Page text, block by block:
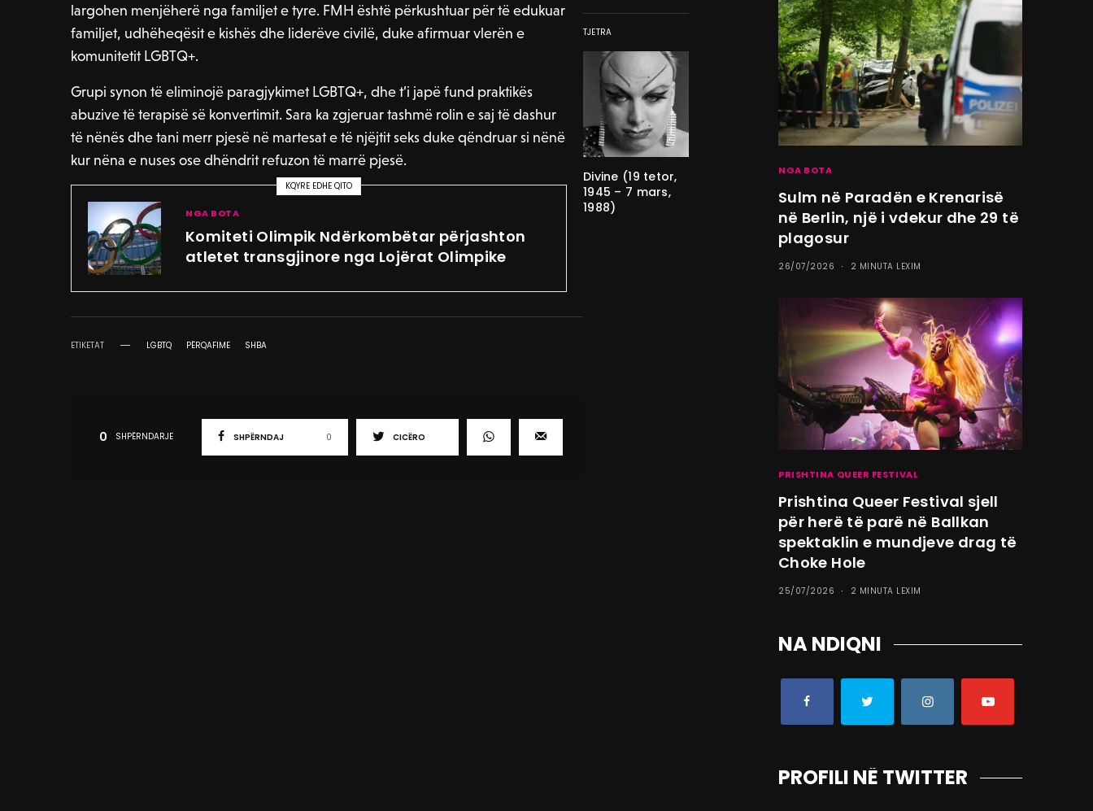
largohen menjëherë nga familjet e tyre. FMH është përkushtuar për të edukuar
familjet, udhëheqësit e kishës dhe liderëve civilë, duke afirmuar vlerën e
komunitetit LGBTQ+.
Grupi synon të eliminojë paragjykimet LGBTQ+, dhe t’i japë fund praktikës
abuzive të terapisë së konvertimit. Sara ka zgjeruar tashmë rolin e saj të dashur
të nënës dhe tani merr pjesë në martesat e të njëjtit seks duke qëndruar si nënë
kur nëna e nuses ose dhëndrit refuzon të marrë pjesë.
KQYRE EDHE QITO
NGA BOTA
Komiteti Olimpik Ndërkombëtar përjashton
atletet transgjinore nga Lojërat Olimpike
ETIKETAT LGBTQ PËRQAFIME SHBA
0 SHPËRNDARJE SHPËRNDAJ 0 CICËRO
TJETRA
Divine (19 tetor,
1945 – 7 mars,
1988)
NGA BOTA
Sulm në Paradën e Krenarisë
në Berlin, një i vdekur dhe 29 të
plagosur
26/07/2026 2 MINUTA LEXIM
PRISHTINA QUEER FESTIVAL
Prishtina Queer Festival sjell
për herë të parë në Ballkan
spektaklin e mundjeve drag të
Choke Hole
25/07/2026 2 MINUTA LEXIM
NA NDIQNI
PROFILI NË TWITTER